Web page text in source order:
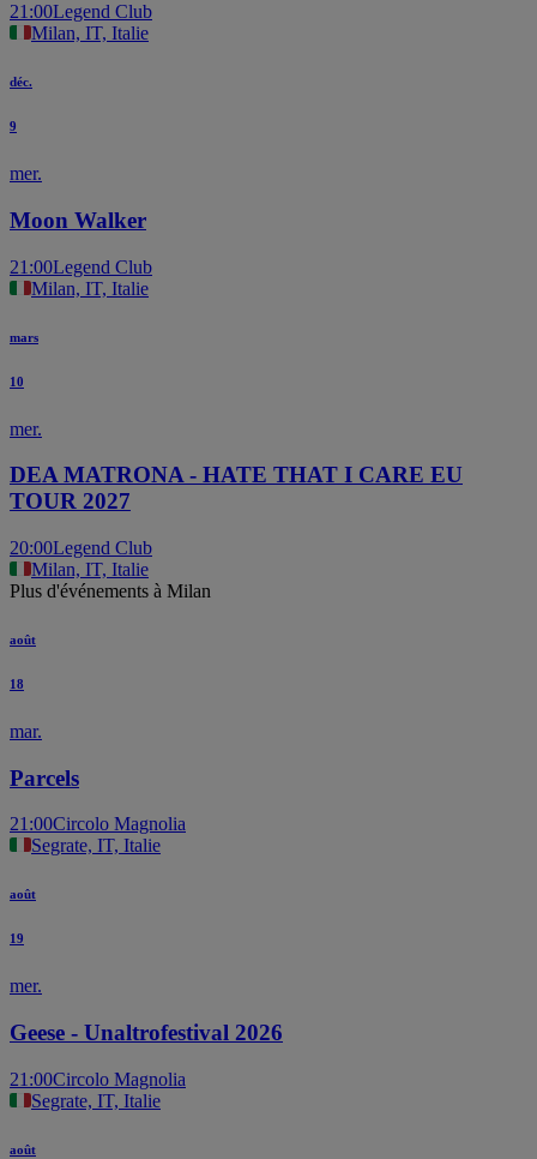
21:00Legend Club
Milan, IT, Italie
déc.
9
mer.
Moon Walker
21:00Legend Club
Milan, IT, Italie
mars
10
mer.
DEA MATRONA - HATE THAT I CARE EU
TOUR 2027
20:00Legend Club
Milan, IT, Italie
Plus d'événements à Milan
août
18
mar.
Parcels
21:00Circolo Magnolia
Segrate, IT, Italie
août
19
mer.
Geese - Unaltrofestival 2026
21:00Circolo Magnolia
Segrate, IT, Italie
août